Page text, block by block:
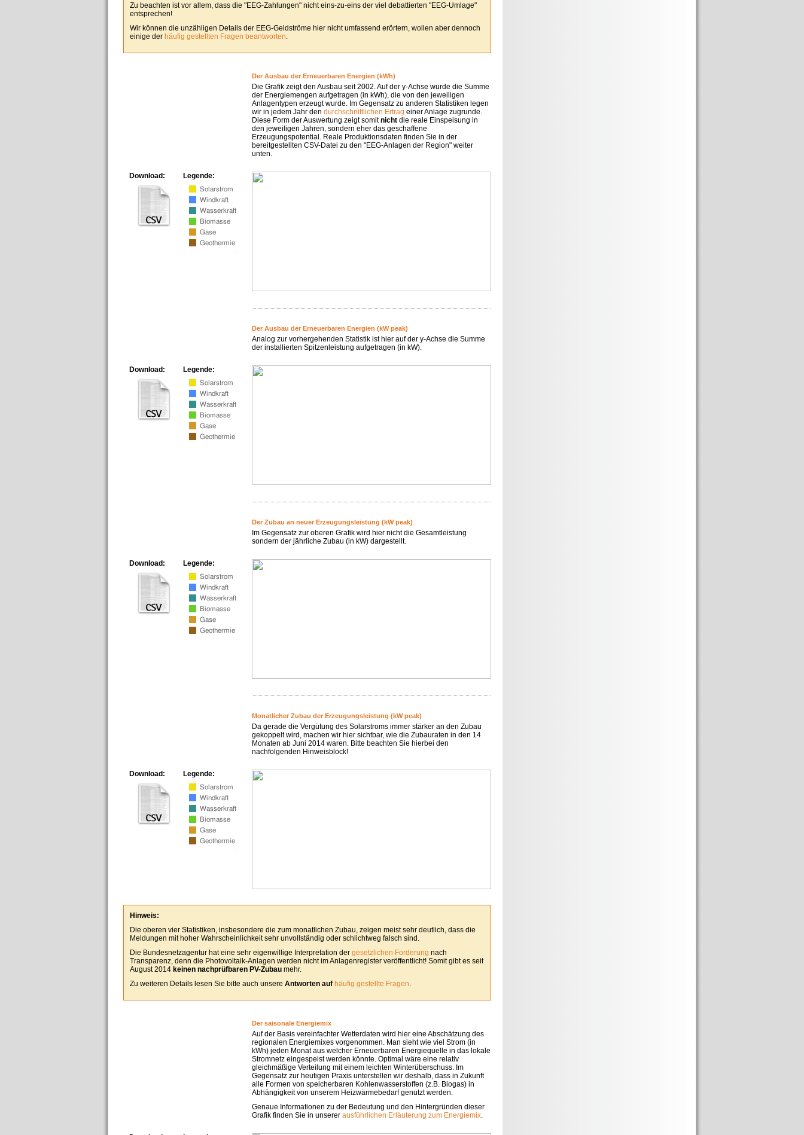
Zu beachten ist vor allem, dass die "EEG-Zahlungen" nicht eins-zu-eins der viel debattierten "EEG-Umlage"
entsprechen!
Wir können die unzähligen Details der EEG-Geldströme hier nicht umfassend erörtern, wollen aber dennoch
einige der häufig gestellten Fragen beantworten.
Der Ausbau der Erneuerbaren Energien (kWh)
Die Grafik zeigt den Ausbau seit 2002. Auf der y-Achse wurde die Summe
der Energiemengen aufgetragen (in kWh), die von den jeweiligen
Anlagentypen erzeugt wurde. Im Gegensatz zu anderen Statistiken legen
wir in jedem Jahr den durchschnittlichen Ertrag einer Anlage zugrunde.
Diese Form der Auswertung zeigt somitnicht die reale Einspeisung in
den jeweiligen Jahren, sondern eher das geschaffene
Erzeugungspotential. Reale Produktionsdaten finden Sie in der
bereitgestellten CSV-Datei zu den "EEG-Anlagen der Region" weiter
unten.
Legende:
Download:
Der Ausbau der Erneuerbaren Energien (kW peak)
Analog zur vorhergehenden Statistik ist hier auf der y-Achse die Summe
der installierten Spitzenleistung aufgetragen (in kW).
Legende:
Download:
Der Zubau an neuer Erzeugungsleistung (kW peak)
Im Gegensatz zur oberen Grafik wird hier nicht die Gesamtleistung
sondern der jährliche Zubau (in kW) dargestellt.
Legende:
Download:
Monatlicher Zubau der Erzeugungsleistung (kW peak)
Da gerade die Vergütung des Solarstroms immer stärker an den Zubau
gekoppelt wird, machen wir hier sichtbar, wie die Zubauraten in den 14
Monaten ab Juni 2014 waren. Bitte beachten Sie hierbei den
nachfolgenden Hinweisblock!
Legende:
Download:
Hinweis:
Die oberen vier Statistiken, insbesondere die zum monatlichen Zubau, zeigen meist sehr deutlich, dass die
Meldungen mit hoher Wahrscheinlichkeit sehr unvollständig oder schlichtweg falsch sind.
Die Bundesnetzagentur hat eine sehr eigenwillige Interpretation der gesetzlichen Forderung nach
Transparenz, denn die Photovoltaik-Anlagen werden nicht im Anlagenregister veröffentlicht! Somit gibt es seit
August 2014 keinen nachprüfbaren PV-Zubau mehr.
Zu weiteren Details lesen Sie bitte auch unsere Antworten auf häufig gestellte Fragen.
Der saisonale Energiemix
Auf der Basis vereinfachter Wetterdaten wird hier eine Abschätzung des
regionalen Energiemixes vorgenommen. Man sieht wie viel Strom (in
kWh) jeden Monat aus welcher Erneuerbaren Energiequelle in das lokale
Stromnetz eingespeist werden könnte. Optimal wäre eine relativ
gleichmäßige Verteilung mit einem leichten Winterüberschuss. Im
Gegensatz zur heutigen Praxis unterstellen wir deshalb, dass in Zukunft
alle Formen von speicherbaren Kohlenwasserstoffen (z.B. Biogas) in
Abhängigkeit von unserem Heizwärmebedarf genutzt werden.
Genaue Informationen zu der Bedeutung und den Hintergründen dieser
Grafik finden Sie in unserer ausführlichen Erläuterung zum Energiemix.